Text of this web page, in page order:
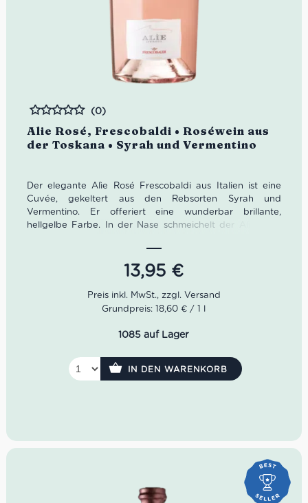
Alie Rosé, Frescobaldi • Roséwein aus
der Toskana • Syrah und Vermentino
Bewertet
(0)
Der elegante Alìe Rosé Frescobaldi aus Italien ist eine
Cuvée, gekeltert aus den Rebsorten Syrah und
Vermentino. Er offeriert eine wunderbar brillante,
hellgelbe Farbe. In der Nase schmeichelt der Alìe Rosé
schmeckt er wunderbar trocken, griffig und aromatisch.
Wir empfehlen ihn am besten gut gekühlt bei 8 – 10°C zu
genießen. Er eignet sich auch perfekt als begleitender
Wein zu Kartoffel-Pfanne mit Lachs, Gemüsetopf mit
Pesto oder fruchtigem Endiviensalat.
Idealer Versandkarton: 21 Flaschen
13,95 €
Grundpreis: 18,60 € / 1 l
1085 auf Lager
IN DEN WARENKORB